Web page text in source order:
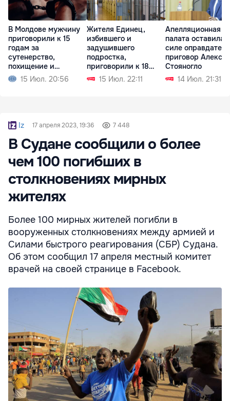
В Молдове мужчину
приговорили к 15
годам за
сутенерство,
похищение и
изнасилование
15 Июл. 20:56
Жителя Единец,
избившего и
задушившего
подростка,
приговорили к 18
годам тюрьмы
15 Июл. 22:11
Апелляционная
палата оставила в
силе
приговор
Стояногло
14 Июл. 21:31
Iz 17 апреля 2023, 19:36 7 448
В Судане сообщили о более
чем 100 погибших в
столкновениях мирных
жителях
Более 100 мирных жителей погибли в
вооруженных столкновениях между армией и
Силами быстрого реагирования (СБР) Судана.
Об этом сообщил 17 апреля местный комитет
врачей на своей странице в Facebook.